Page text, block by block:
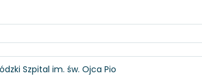
Szpital im. św. Ojca Pio